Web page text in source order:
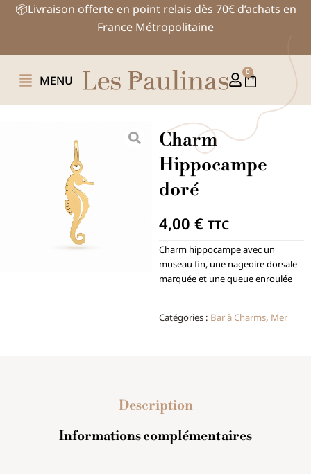
Aller📦Livraison offerte en point relais dès 70€ d’achats en
France Métropolitaine
MENU
0
Panier
Charm
Hippocampe
doré
4,00 € TTC
Charm hippocampe avec un
museau fin, une nageoire dorsale
marquée et une queue enroulée
Catégories : Bar à Charms, Mer
Description
Informations complémentaires